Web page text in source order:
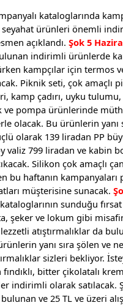
kataloglarında
seyahat ürünleri önemli
açıklandı. Şok 5
indirimli ürünlerde
kampçılar için termos
Piknik seti, çok amaçlı
kamp çadırı, uyku
ve pompa ürünlerinde
olacak. Bu ürünlerin yanı
olarak 139 liradan PP
valiz 799 liradan ve kabin
Silikon çok amaçlı
bu haftanın kampanyaları
müşterisine sunacak.
sunduğu
şeker ve lokum gibi
atıştırmalıklar da
yanı sıra şölen ve
sizleri bekliyor.
bitter çikolatalı
indirimli olarak satılacak.
ve 25 TL ve üzeri